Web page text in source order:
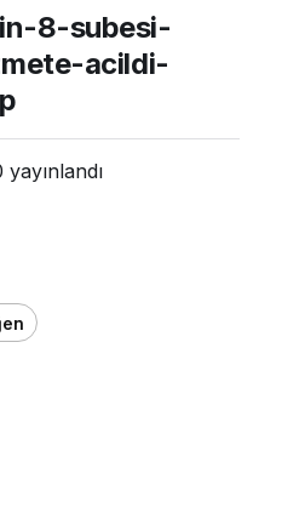
8-subesi-
acildi-
yayınlandı